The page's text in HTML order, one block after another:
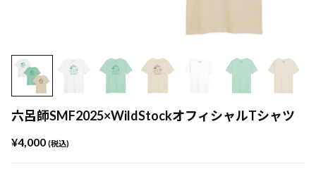
六呂師SMF2025×WildStockオフィシャルTシャツ
¥4,000 (税込)